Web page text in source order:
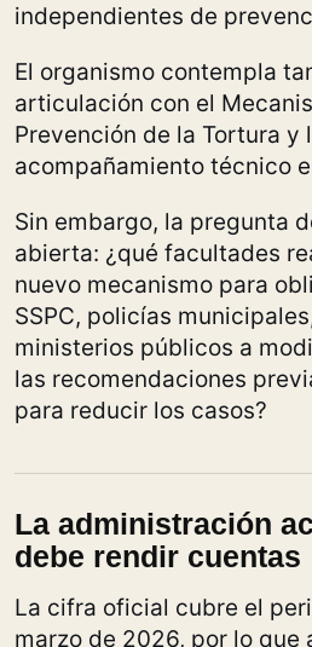
independientes de
El organismo contempla
articulación con el
Prevención de la Tortura y
acompañamiento técnico
Sin embargo, la pregunta
abierta: ¿qué facultades
nuevo mecanismo para
SSPC, policías
ministerios públicos a
las recomendaciones
para reducir los casos?
La administración
debe rendir cuentas
La cifra oficial cubre el
marzo de 2026, por lo